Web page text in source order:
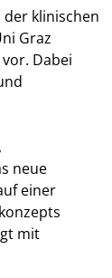
klinischen
Graz
Dabei
neue
einer
mit